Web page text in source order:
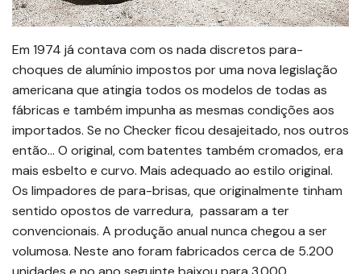
Em 1974 já contava com os nada discretos para-
choques de alumínio impostos por uma nova legislação
americana que atingia todos os modelos de todas as
fábricas e também impunha as mesmas condições aos
importados. Se no Checker ficou desajeitado, nos outros
então… O original, com batentes também cromados, era
mais esbelto e curvo. Mais adequado ao estilo original.
Os limpadores de para-brisas, que originalmente tinham
sentido opostos de varredura, passaram a ter
convencionais. A produção anual nunca chegou a ser
volumosa. Neste ano foram fabricados cerca de 5.200